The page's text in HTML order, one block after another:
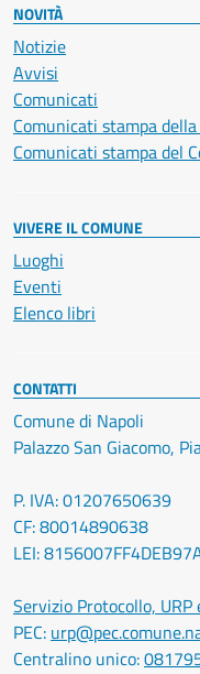
NOVITÀ
Notizie
Avvisi
Comunicati
Comunicati stampa
Comunicati stampa del
VIVERE IL COMUNE
Luoghi
Eventi
Elenco libri
CONTATTI
Comune di Napoli
Palazzo San Giacomo,
P. IVA: 01207650639
CF: 80014890638
LEI:
Servizio Protocollo,
PEC:
Centralino unico: